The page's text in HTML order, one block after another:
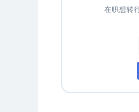
在职想转